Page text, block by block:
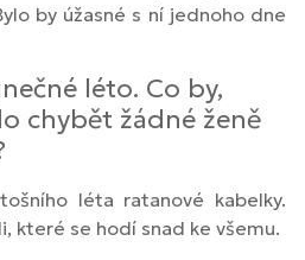
by úžasné s ní jednoho dne
léto. Co by,
chybět žádné ženě
léta ratanové kabelky.
které se hodí snad ke všemu.